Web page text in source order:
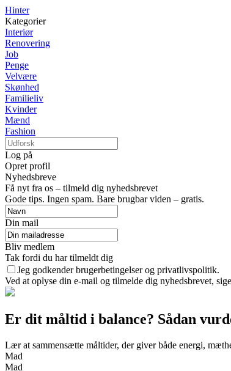
Hinter
Kategorier
Interiør
Renovering
Job
Penge
Velvære
Skønhed
Familieliv
Kvinder
Mænd
Fashion
Log på
Opret profil
Nyhedsbreve
Få nyt fra os – tilmeld dig nyhedsbrevet
Gode tips. Ingen spam. Bare brugbar viden – gratis.
Din mail
Bliv medlem
Tak fordi du har tilmeldt dig
Jeg godkender brugerbetingelser og privatlivspolitik.
Ved at oplyse din e-mail og tilmelde dig nyhedsbrevet,
Er dit måltid i balance? Sådan
Lær at sammensætte måltider, der giver både energi,
Mad
Mad